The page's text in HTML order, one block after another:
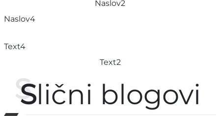
Naslov2
Naslov4
Text4
Text2
Slični blogovi